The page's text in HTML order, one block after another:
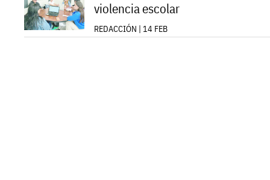
violencia escolar
REDACCIÓN | 14 FEB